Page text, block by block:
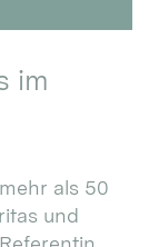
im
als 50
und